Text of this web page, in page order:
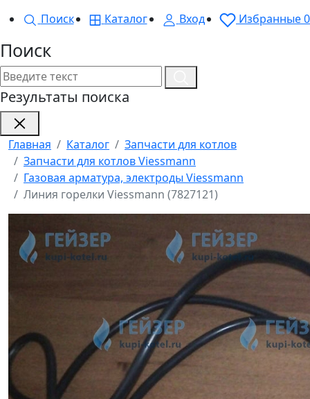
Поиск
Каталог Вход Избранные0
Поиск
Результаты поиска
Главная Каталог
Запчасти для котлов
Запчасти для котлов Viessmann
Газовая арматура, электроды Viessmann
Линия горелки Viessmann (7827121)